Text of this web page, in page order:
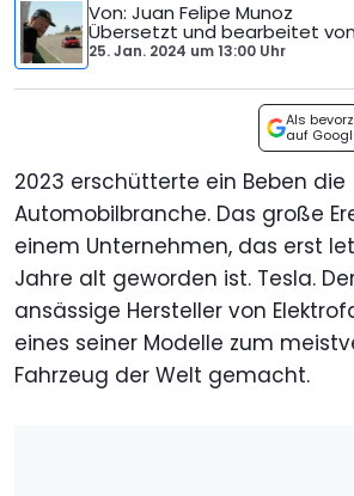
Von: Juan Felipe Munoz
Übersetzt und bearbeitet von
25. Jan. 2024 um13:00 Uhr
Als
auf
2023 erschütterte ein Beben die
Automobilbranche. Das große
einem Unternehmen, das erst
Jahre alt geworden ist. Tesla.
ansässige Hersteller von
eines seiner Modelle zum
Fahrzeug der Welt gemacht.